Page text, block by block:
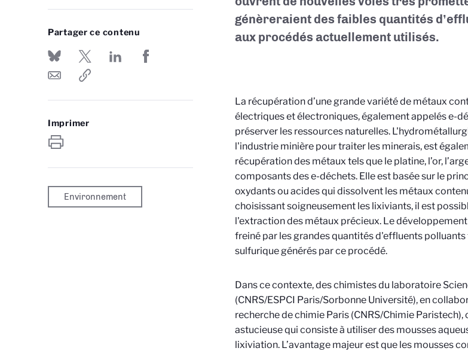
Partager ce contenu
Imprimer
Environnement
génèreraient des faibles quantités
aux procédés actuellement utilisés.
La récupération d’une grande variété de métaux
électriques et électroniques, également appelés e-
préserver les ressources naturelles.
l'industrie minière pour traiter les minerais, est
récupération des métaux tels que le platine, l’or,
composants des e-déchets. Elle est basée sur le
oxydants ou acides qui dissolvent les métaux
choisissant soigneusement les lixiviants, il est
l'extraction des métaux précieux. Le
freiné par les grandes quantités d'effluents polluants
sulfurique générés par ce procédé.
Dans ce contexte, des chimistes du laboratoire
(CNRS/ESPCI Paris/Sorbonne Université), en
recherche de chimie Paris (CNRS/Chimie
astucieuse qui consiste à utiliser des mousses
lixiviation. L’avantage majeur est que les mousses